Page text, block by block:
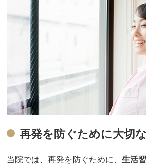
再発を防ぐために大切
当院では、再発を防ぐために、生活